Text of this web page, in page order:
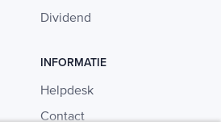
Dividend
INFORMATIE
Helpdesk
Contact